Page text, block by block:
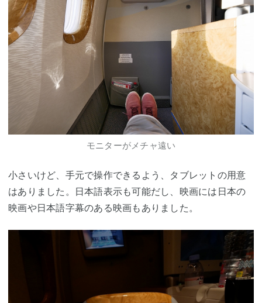
モニターがメチャ遠い
小さいけど、手元で操作できるよう、タブレットの用意
はありました。日本語表示も可能だし、映画には日本の
映画や日本語字幕のある映画もありました。